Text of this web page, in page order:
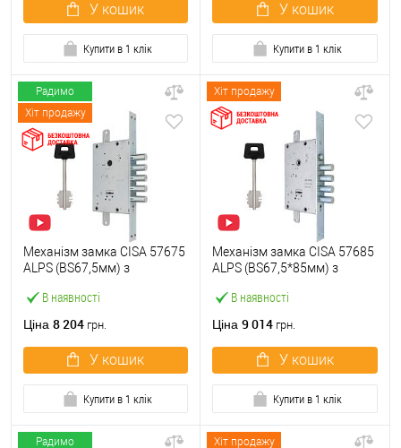
У кошик
Купити в 1 клік
У кошик
Купити в 1 клік
Радимо
Хіт продажу
В наявності
Механізм замка CISA 57675
ALPS (BS67,5мм) з
матовий
Ціна 8 204 грн.
У кошик
Купити в 1 клік
Хіт продажу
В наявності
Механізм замка CISA 57685
ALPS (BS67,5*85мм) з
матовий
Ціна 9 014 грн.
У кошик
Купити в 1 клік
Радимо
Хіт продажу